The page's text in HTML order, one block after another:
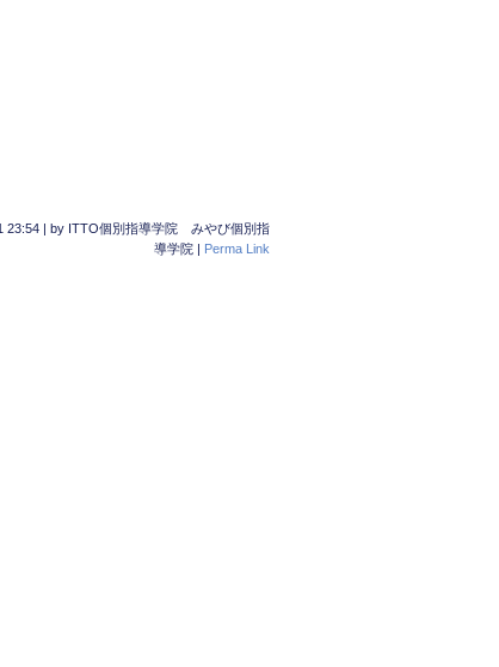
23:54 | by ITTO個別指導学院 みやび個別指
導学院 | Perma Link